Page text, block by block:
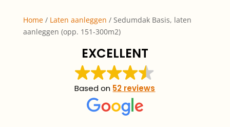
Home/ Laten aanleggen / Sedumdak Basis, laten
aanleggen (opp. 151-300m2)
EXCELLENT
Based on 52 reviews